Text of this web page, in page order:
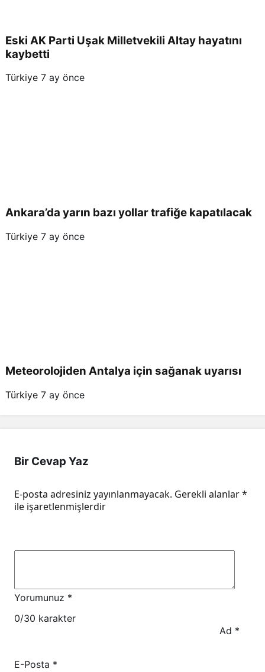
Eski AK Parti Uşak Milletvekili Altay hayatını
kaybetti
Türkiye 7 ay önce
Ankara’da yarın bazı yollar trafiğe kapatılacak
Türkiye 7 ay önce
Meteorolojiden Antalya için sağanak uyarısı
Türkiye 7 ay önce
Bir Cevap Yaz
E-posta adresiniz yayınlanmayacak. Gerekli alanlar*
ile işaretlenmişlerdir
Yorumunuz *
0/30 karakter
Ad *
E-Posta *